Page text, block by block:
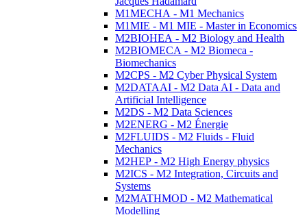
M1MECHA - M1 Mechanics
M1MIE - M1 MIE - Master in Economics
M2BIOHEA - M2 Biology and Health
M2BIOMECA - M2 Biomeca -
Biomechanics
M2CPS - M2 Cyber Physical System
M2DATAAI - M2 Data AI - Data and
Artificial Intelligence
M2DS - M2 Data Sciences
M2ENERG - M2 Énergie
M2FLUIDS - M2 Fluids - Fluid
Mechanics
M2HEP - M2 High Energy physics
M2ICS - M2 Integration, Circuits and
Systems
M2MATHMOD - M2 Mathematical
Modelling